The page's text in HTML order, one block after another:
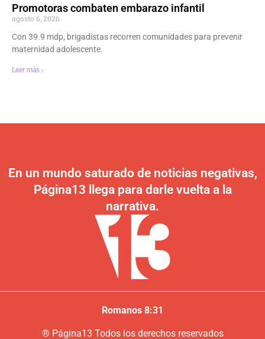
Promotoras combaten embarazo infantil
agosto 6, 2026
Con 39.9 mdp, brigadistas recorren comunidades para prevenir
maternidad adolescente.
Leer más ›
En un mundo saturado de noticias negativas,
Página13 llega para darle vuelta a la
narrativa.
Romanos 8:31
® Página13 Todos los derechos reservados